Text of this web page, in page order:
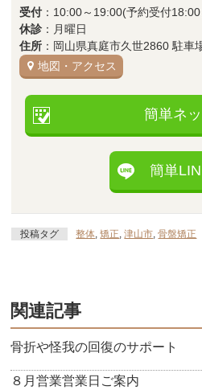
受付 ：10:00～19:00(予約受付
休診 ：月曜日
住所 ：岡山県真庭市久世2860 駐車
地図・アクセス
簡単ネ
簡単
投稿タグ 整体,矯正,津山市,骨盤矯正
関連記事
骨折や怪我の回復のサポート
８月営業営業日ご案内